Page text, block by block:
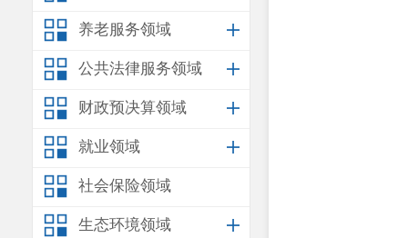
养老服务领域
公共法律服务领域
财政预决算领域
就业领域
社会保险领域
生态环境领域